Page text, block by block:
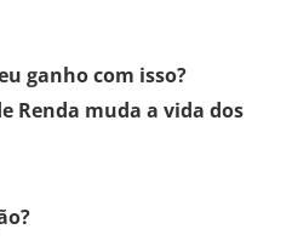
ganho com isso?
Renda muda a vida dos